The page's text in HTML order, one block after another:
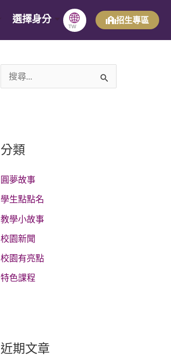
選擇身分 🌐
TW
招生專區
字
分類
圓夢故事
學生點點名
教學小故事
校園新聞
校園有亮點
特色課程
近期文章